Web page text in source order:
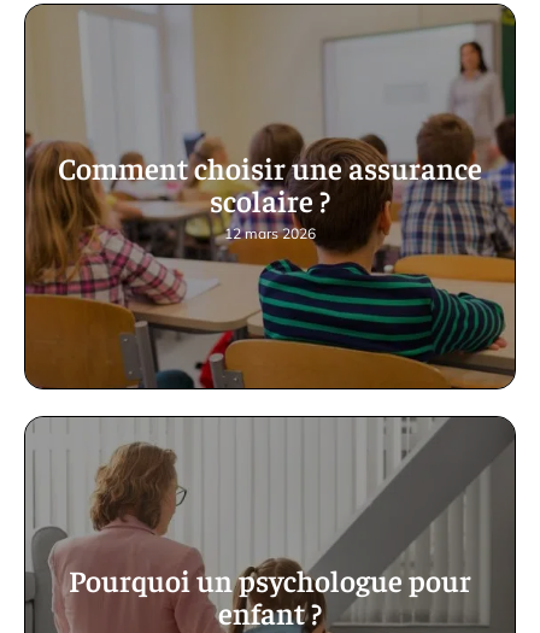
Comment choisir une assurance
scolaire ?
12 mars 2026
Pourquoi un psychologue pour
enfant ?